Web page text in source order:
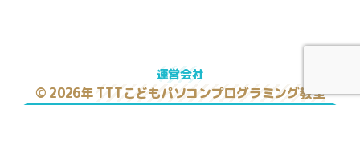
運営会社
© 2026年 TTTこどもパソコンプログラミング教室